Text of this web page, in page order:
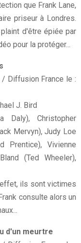
que Frank Lane,
priseur à Londres.
d'être épiée par
pour la protéger...
Diffusion France le :
J. Bird
Daly), Christopher
Mervyn), Judy Loe
Prentice), Vivienne
(Ted Wheeler),
ils sont victimes
consulte alors un
d'un meurtre